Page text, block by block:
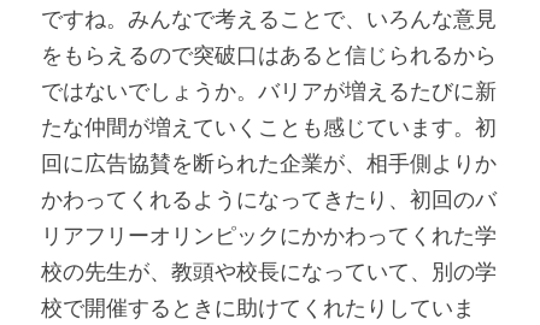
ですね。みんなで考えることで、いろんな意見
をもらえるので突破口はあると信じられるから
ではないでしょうか。バリアが増えるたびに新
たな仲間が増えていくことも感じています。初
回に広告協賛を断られた企業が、相手側よりか
かわってくれるようになってきたり、初回のバ
リアフリーオリンピックにかかわってくれた学
校の先生が、教頭や校長になっていて、別の学
校で開催するときに助けてくれたりしていま